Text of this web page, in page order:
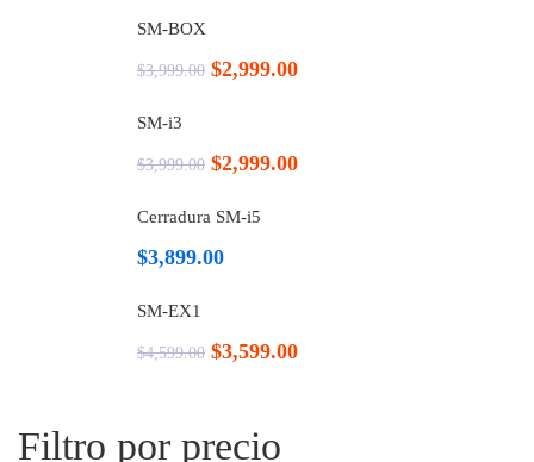
SM-BOX
$3,999.00 $2,999.00
SM-i3
$3,999.00 $2,999.00
Cerradura SM-i5
$3,899.00
SM-EX1
$4,599.00 $3,599.00
Filtro por precio